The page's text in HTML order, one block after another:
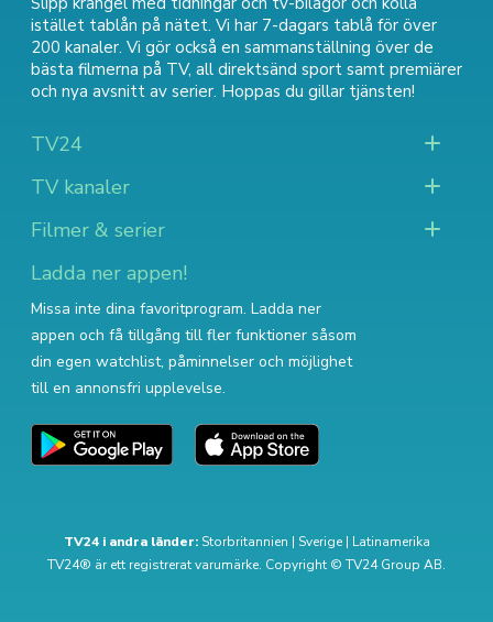
istället tablån på nätet. Vi har 7-dagars tablå för över
200 kanaler. Vi gör också en sammanställning över de
bästa filmerna på TV, all direktsänd sport samt premiärer
och nya avsnitt av serier. Hoppas du gillar tjänsten!
TV24
TV kanaler
Filmer & serier
Ladda ner appen!
Missa inte dina favoritprogram. Ladda ner
appen och få tillgång till fler funktioner såsom
din egen watchlist, påminnelser och möjlighet
till en annonsfri upplevelse.
TV24 i andra länder: Storbritannien | Sverige| Latinamerika
TV24® är ett registrerat varumärke. Copyright © TV24 Group AB.